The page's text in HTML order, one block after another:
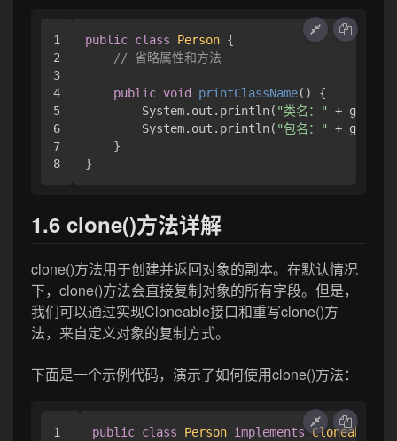
1
2
3
4
5
6
7
public class Person {
// 省略属性和方法
public void printClassName()
{
        System.out.println(
"类名："
+
        System.out.println(
"包名："
+
    }
1.6 clone()方法详解
clone()方法用于创建并返回对象的副本。在默认情况
下，clone()方法会直接复制对象的所有字段。但是，
我们可以通过实现Cloneable接口和重写clone()方
法，来自定义对象的复制方式。
下面是一个示例代码，演示了如何使用clone()方法：
1
public class Person implements Cloneable